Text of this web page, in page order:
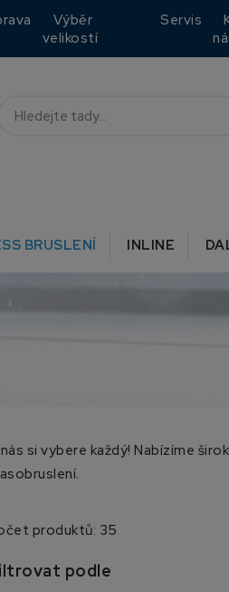
Výběr
velikostí
Servis
BRUSLENÍ INLINE
si vybere každý! Nabízíme
produktů: 35
podle